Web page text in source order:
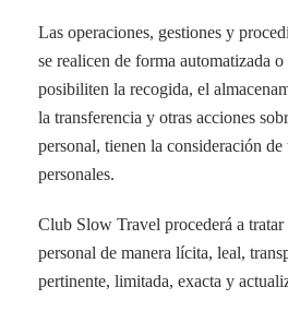
Las operaciones, gestiones y
se realicen de forma automatizada
posibiliten la recogida, el
la transferencia y otras acciones
personal, tienen la consideración de
personales.
Club Slow Travel procederá a tratar
personal de manera lícita, leal,
pertinente, limitada, exacta y